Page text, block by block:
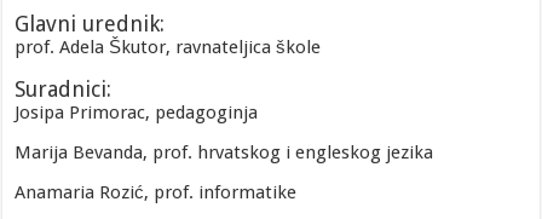
Glavni urednik:
prof. Adela Škutor, ravnateljica škole
Suradnici:
Josipa Primorac, pedagoginja
Marija Bevanda, prof. hrvatskog i engleskog jezika
Anamaria Rozić, prof. informatike